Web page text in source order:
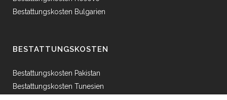
Bestattungskosten Bulgarien
BESTATTUNGSKOSTEN
Bestattungskosten Pakistan
Bestattungskosten Tunesien